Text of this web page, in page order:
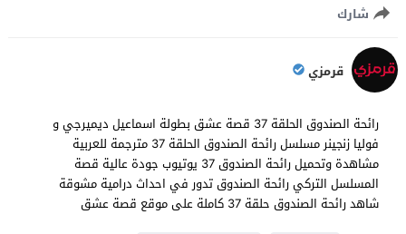
شارك
قرمزي
رائحة الصندوق الحلقة 37 قصة عشق بطولة اسماعيل ديميرجي و
فوليا زنجينر مسلسل رائحة الصندوق الحلقة 37 مترجمة للعربية
مشاهدة وتحميل رائحة الصندوق 37 يوتيوب جودة عالية قصة
المسلسل التركي رائحة الصندوق تدور في احداث ​​درامية مشوقة
شاهد رائحة الصندوق حلقة 37 كاملة على موقع قصة عشق